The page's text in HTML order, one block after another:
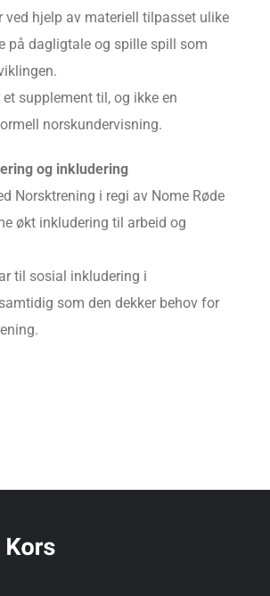
ved hjelp av materiell tilpasset ulike
på dagligtale og spille spill som
supplement til, og ikke en
norskundervisning.
og inkludering
Norsktrening i regi av Nome Røde
økt inkludering til arbeid og
til sosial inkludering i
som den dekker behov for